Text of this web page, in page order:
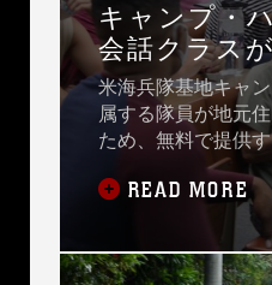
キャンプ・
会話クラス
米海兵隊基地キャ
属する隊員が地元
ため、無料で提供
七夕の７日夜、３
ました。
READ MORE